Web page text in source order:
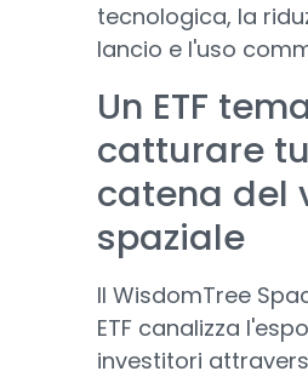
tecnologica, la
lancio e l'uso
Un ETF
catturare
catena del
spaziale
Il WisdomTree
ETF canalizza
investitori